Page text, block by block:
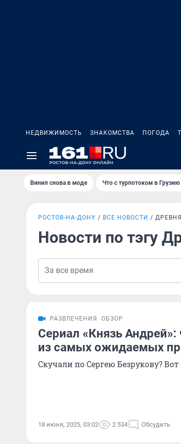
НЕДВИЖИМОСТЬ ЗНАКОМСТВА ПОГОДА
Винил снова в моде Что с турпотоком в Грузию
РОСТОВ-НА-ДОНУ ВСЕ НОВОСТИ
Новости по тэгу
РАЗВЛЕЧЕНИЯ ОБЗОР
Сериал «Князь Андрей»:
из самых ожидаемых
Скучали по Сергею Безрукову?
18 июня, 2025, 03:02 2 534 Обсудить